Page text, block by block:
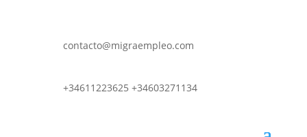
contacto@migraempleo.com
+34611223625 +34603271134